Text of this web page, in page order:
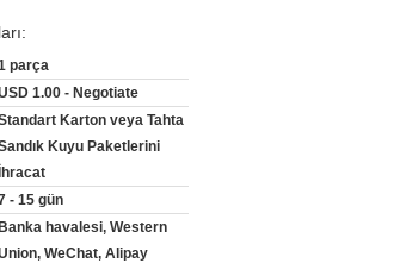
parça
1.00 - Negotiate
Karton veya Tahta
Kuyu Paketlerini
İhracat
- 15 gün
Banka havalesi, Western
WeChat, Alipay